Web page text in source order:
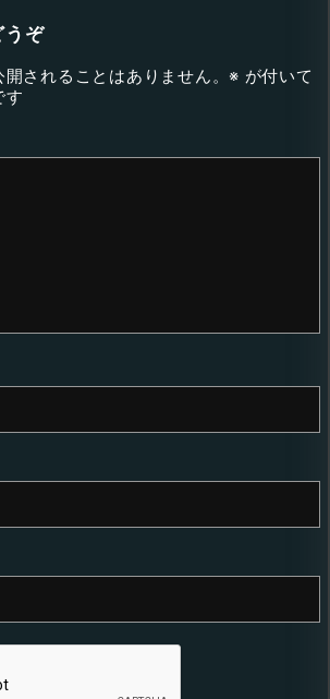
うぞ
されることはありません。 ※ が付いて
す